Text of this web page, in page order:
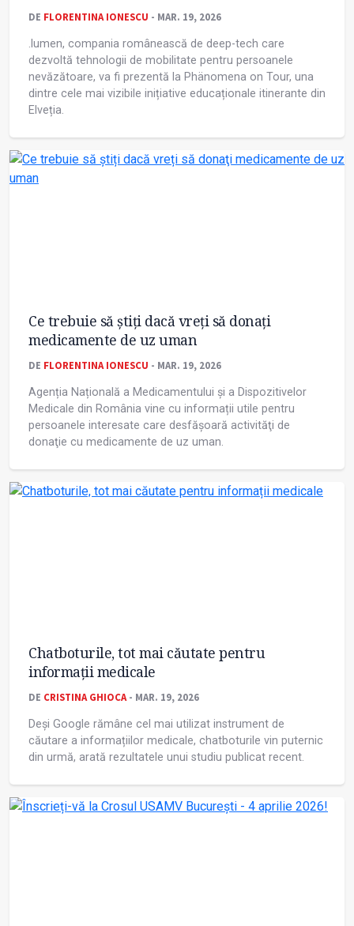
DE FLORENTINA IONESCU - MAR. 19, 2026
.lumen, compania românească de deep-tech care
dezvoltă tehnologii de mobilitate pentru persoanele
nevăzătoare, va fi prezentă la Phänomena on Tour, una
dintre cele mai vizibile inițiative educaționale itinerante din
Elveția.
Ce trebuie să știți dacă vreți să donaţi
medicamente de uz uman
DE FLORENTINA IONESCU - MAR. 19, 2026
Agenția Națională a Medicamentului și a Dispozitivelor
Medicale din România vine cu informații utile pentru
persoanele interesate care desfăşoară activităţi de
donaţie cu medicamente de uz uman.
Chatboturile, tot mai căutate pentru
informații medicale
DE CRISTINA GHIOCA- MAR. 19, 2026
Deși Google rămâne cel mai utilizat instrument de
căutare a informațiilor medicale, chatboturile vin puternic
din urmă, arată rezultatele unui studiu publicat recent.